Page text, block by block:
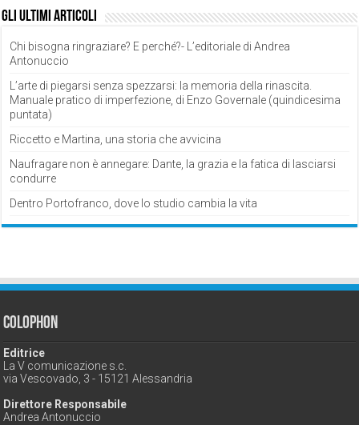
Gli ultimi articoli
Chi bisogna ringraziare? E perché?- L’editoriale di Andrea
Antonuccio
L’arte di piegarsi senza spezzarsi: la memoria della rinascita.
Manuale pratico di imperfezione, di Enzo Governale (quindicesima
puntata)
Riccetto e Martina, una storia che avvicina
Naufragare non è annegare: Dante, la grazia e la fatica di lasciarsi
condurre
Dentro Portofranco, dove lo studio cambia la vita
Colophon
Editrice
La V comunicazione s.c.
via Vescovado, 3 - 15121 Alessandria
Direttore Responsabile
Andrea Antonuccio